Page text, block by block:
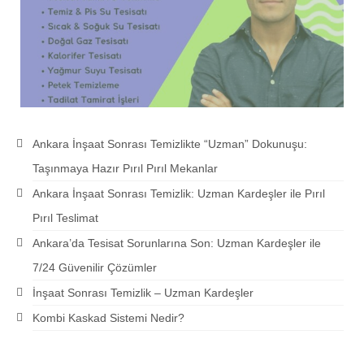
Ankara İnşaat Sonrası Temizlikte “Uzman” Dokunuşu:
Taşınmaya Hazır Pırıl Pırıl Mekanlar
Ankara İnşaat Sonrası Temizlik: Uzman Kardeşler ile Pırıl
Pırıl Teslimat
Ankara’da Tesisat Sorunlarına Son: Uzman Kardeşler ile
7/24 Güvenilir Çözümler
İnşaat Sonrası Temizlik – Uzman Kardeşler
Kombi Kaskad Sistemi Nedir?